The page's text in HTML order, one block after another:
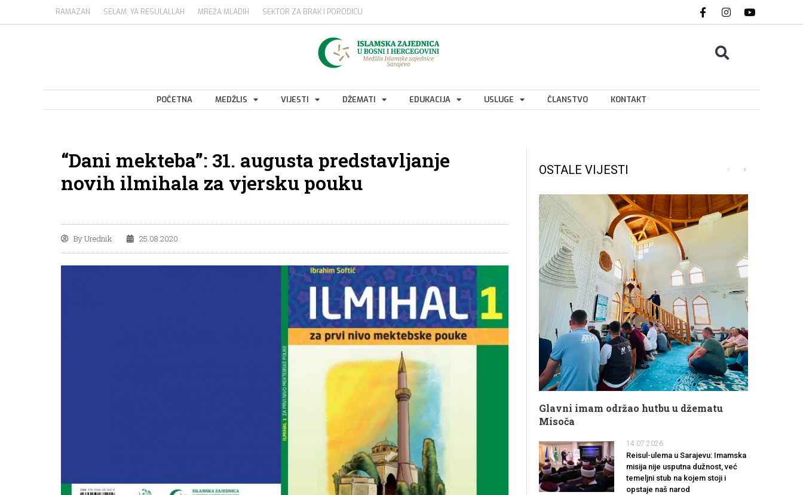
RAMAZAN SELAM, YA RESULALLAH MREŽA MLADIH SEKTOR ZA BRAK I PORODICU
POČETNA MEDŽLIS VIJESTI DŽEMATI EDUKACIJA USLUGE ČLANSTVO KONTAKT
“Dani mekteba”: 31. augusta predstavljanje
novih ilmihala za vjersku pouku
ByUrednik 25.08.2020.
OSTALE VIJESTI
Glavni imam održao hutbu u džematu
Misoča
14.07.2026
Reisul-ulema u Sarajevu: Imamska
misija nije usputna dužnost, već
temeljni stub na kojem stoji i
opstaje naš narod